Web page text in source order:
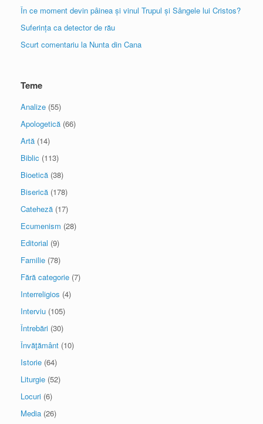
În ce moment devin pâinea și vinul Trupul și Sângele lui Cristos?
Suferința ca detector de rău
Scurt comentariu la Nunta din Cana
Teme
Analize (55)
Apologetică (66)
Artă (14)
Biblic (113)
Bioetică (38)
Biserică (178)
Cateheză (17)
Ecumenism (28)
Editorial (9)
Familie (78)
Fără categorie (7)
Interreligios (4)
Interviu (105)
Întrebări (30)
Învăţământ (10)
Istorie (64)
Liturgie (52)
Locuri (6)
Media (26)